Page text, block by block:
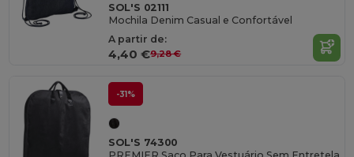
SOL'S 02111
Mochila Denim Casual e Confortável
A partir de:
4,40 €9,28 €
-31%
SOL'S 74300